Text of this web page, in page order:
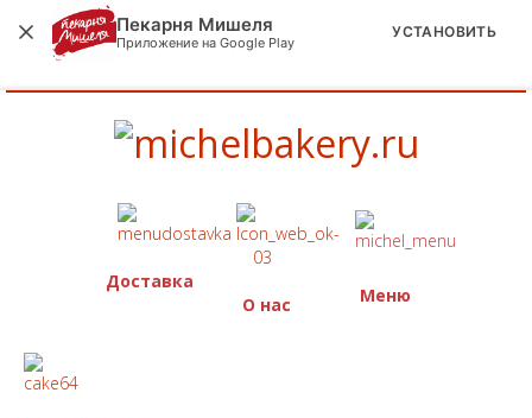
Доставка
О нас
Меню
Пекарня Мишеля
Приложение на Google Play
УСТАНОВИТЬ